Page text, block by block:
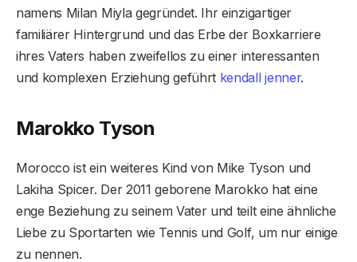
namens Milan Miyla gegründet. Ihr einzigartiger
familiärer Hintergrund und das Erbe der Boxkarriere
ihres Vaters haben zweifellos zu einer interessanten
und komplexen Erziehung geführt kendall jenner.
Marokko Tyson
Morocco ist ein weiteres Kind von Mike Tyson und
Lakiha Spicer. Der 2011 geborene Marokko hat eine
enge Beziehung zu seinem Vater und teilt eine ähnliche
Liebe zu Sportarten wie Tennis und Golf, um nur einige
zu nennen.